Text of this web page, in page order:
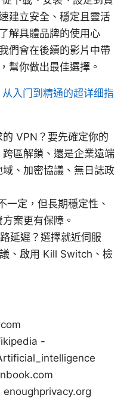
建立安全、穩定且靈活
解具體品牌的使用心
們會在後續的影片中帶
幫你做出最佳選擇。
入门到精通的超详细指
VPN？要先確定你的
區解鎖、還是企業遠端
、加密協議、無日誌政
一定，但長期穩定性、
案更有保障。
延遲？選擇就近伺服
、啟用 Kill Switch、檢
-
enoughprivacy.org